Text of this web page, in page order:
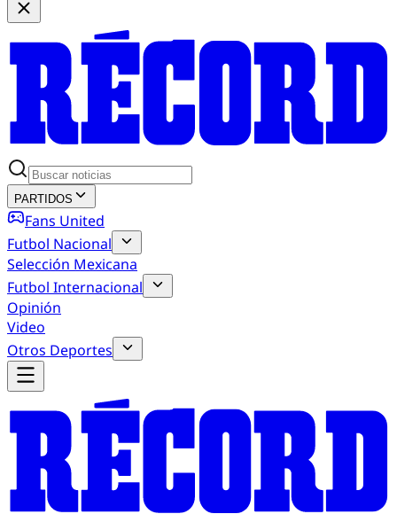
PARTIDOS
Fans United
Futbol Nacional
Selección Mexicana
Futbol Internacional
Opinión
Video
Otros Deportes